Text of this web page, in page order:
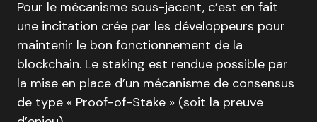
Pour le mécanisme sous-jacent, c’est en fait
une incitation crée par les développeurs pour
maintenir le bon fonctionnement de la
blockchain. Le staking est rendue possible par
la mise en place d’un mécanisme de consensus
de type « Proof-of-Stake » (soit la preuve